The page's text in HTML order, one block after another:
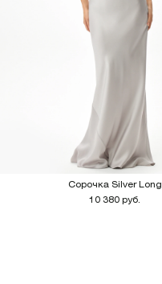
Сорочка Silver Long
10 380 руб.